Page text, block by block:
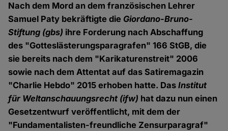
Nach dem Mord an dem französischen Lehrer
Samuel Paty bekräftigte die Giordano-Bruno-
Stiftung (gbs) ihre Forderung nach Abschaffung
des "Gotteslästerungsparagrafen" 166 StGB, die
sie bereits nach dem "Karikaturenstreit" 2006
sowie nach dem Attentat auf das Satiremagazin
"Charlie Hebdo" 2015 erhoben hatte. DasInstitut
für Weltanschauungsrecht (ifw) hat dazu nun einen
Gesetzentwurf veröffentlicht, mit dem der
"Fundamentalisten-freundliche Zensurparagraf"